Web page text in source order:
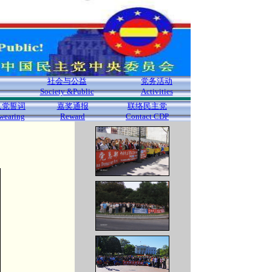
社会与公益
Society &Public
党务活动
Activities
党誓词
嘉奖通报
Reward
联络民主党
Contact CDP